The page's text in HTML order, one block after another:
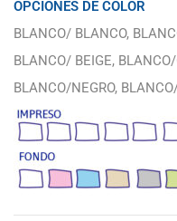
OPCIONES DE COLOR
BLANCO/ BLANCO,
BLANCO/ BEIGE,
BLANCO/NEGRO,